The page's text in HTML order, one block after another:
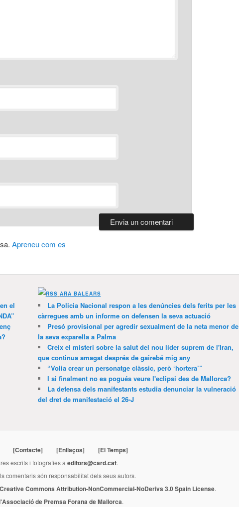
Apreneu com es
el
ARA BALEARS
La Policia Nacional respon a les denúncies dels ferits per les
càrregues amb un informe on defensen la seva actuació
Presó provisional per agredir sexualment de la neta menor de
la seva exparella a Palma
Creix el misteri sobre la salut del nou líder suprem de l'Iran,
que continua amagat després de gairebé mig any
“Volia crear un personatge clàssic, però ‘hortera’”
I si finalment no es pogués veure l'eclipsi des de Mallorca?
La defensa dels manifestants estudia denunciar la vulneració
del dret de manifestació el 26-J
[Contacte] [Enllaços] [El Temps]
escrits i fotografies a editors@card.cat.
comentaris són responsabilitat dels seus autors.
Creative Commons Attribution-NonCommercial-NoDerivs 3.0 Spain License.
de Premsa Forana de Mallorca.